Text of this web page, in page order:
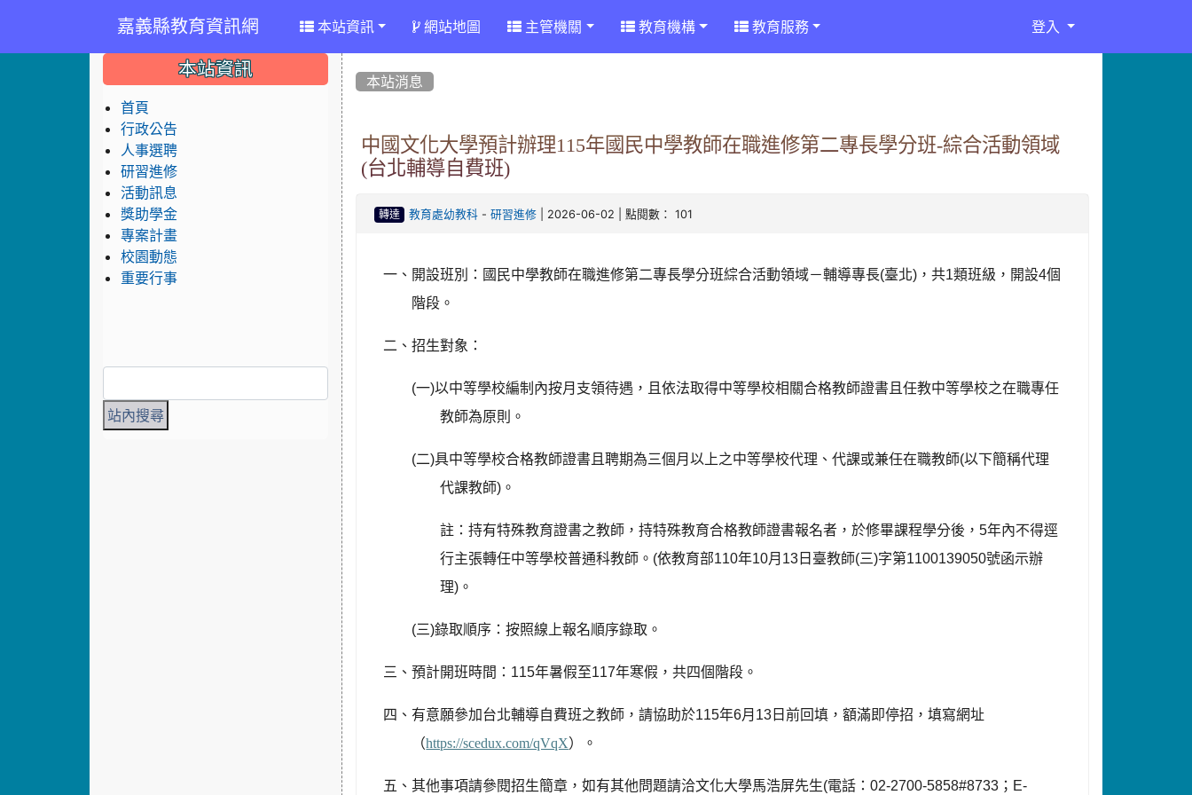
嘉義縣教育資訊網 本站資訊 網站地圖 主管機關 教育機構 教育服務 登入
本站消息
中國文化大學預計辦理115年國民中學教師在職進修第二專長學分班-綜合活動領域
(台北輔導自費班)
轉達 教育處幼教科 - 研習進修 | 2026-06-02 | 點閱數： 101
一、開設班別：國民中學教師在職進修第二專長學分班綜合活動領域－輔導專長(臺北) ，共1類班級，開設4個
階段。
二、招生對象：
(一)以中等學校編制內按月支領待遇，且依法取得中等學校相關合格教師證書且任教中等學校之在職專任
教師為原則。
(二)具中等學校合格教師證書且聘期為三個月以上之中等學校代理、代課或兼任在職教師(以下簡稱代理
代課教師) 。
註：持有特殊教育證書之教師，持特殊教育合格教師證書報名者，於修畢課程學分後，5年內不得逕
行主張轉任中等學校普通科教師。 (依教育部110年10月 13 日臺教師(三)字第1100139050號函示辦
理) 。
(三)錄取順序：按照線上報名順序錄取。
三、預計開班時間： 115年暑假至117年寒假，共四個階段。
四、有意願參加台北輔導自費班之教師，請協助於115年6月 13 日前回填，額滿即停招，填寫網址
（https://scedux.com/qVqX）。
五、其他事項請參閱招生簡章，如有其他問題請洽文化大學馬浩屏先生(電話：02-2700-5858#8733 ； E-
::: 本站資訊
首頁
行政公告
人事選聘
研習進修
活動訊息
獎助學金
專案計畫
校園動態
重要行事